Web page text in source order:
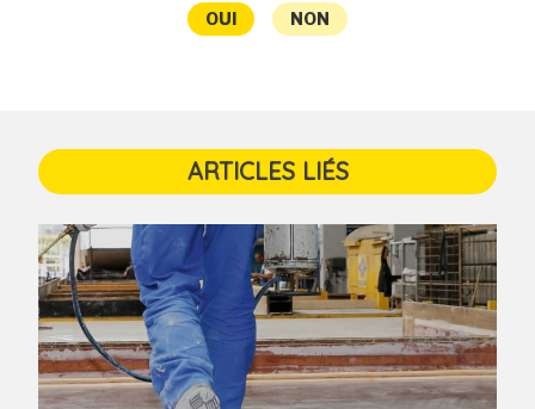
OUI NON
ARTICLES LIÉS